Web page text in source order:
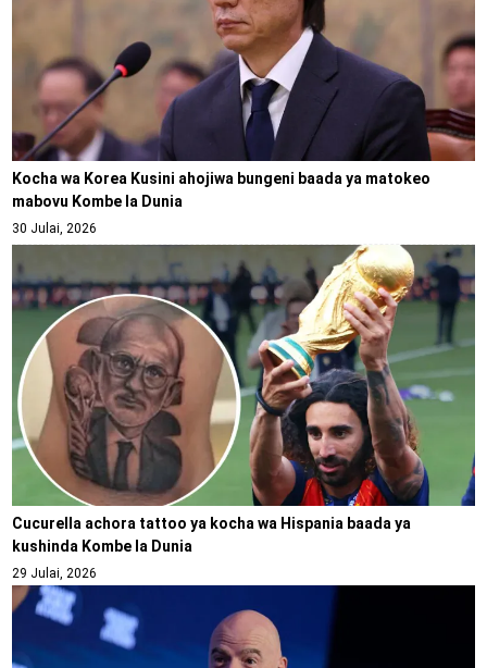
Kocha wa Korea Kusini ahojiwa bungeni baada ya matokeo
mabovu Kombe la Dunia
30 Julai, 2026
Cucurella achora tattoo ya kocha wa Hispania baada ya
kushinda Kombe la Dunia
29 Julai, 2026